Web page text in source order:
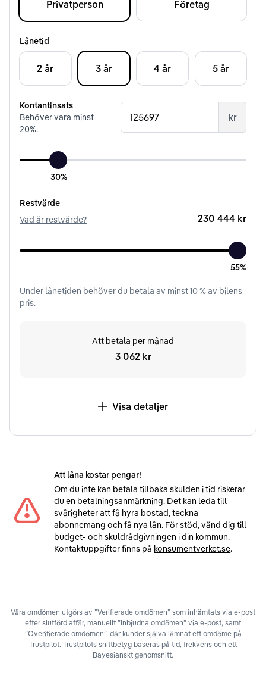
Privatperson Företag
Lånetid
2 år 3 år 4 år 5 år
Kontantinsats
Behöver vara minst
20%.
kr
30%
Restvärde
Vad är restvärde?
230 444 kr
55%
Under lånetiden behöver du betala av minst10% av bilens
pris.
Att betala per månad
3 062 kr
Visa detaljer
Att låna kostar pengar!
Om du inte kan betala tillbaka skulden i tid riskerar
du en betalningsanmärkning. Det kan leda till
svårigheter att få hyra bostad, teckna
abonnemang och få nya lån. För stöd, vänd dig till
budget- och skuldrådgivningen i din kommun.
Kontaktuppgifter finns på konsumentverket.se.
Våra omdömen utgörs av ”Verifierade omdömen” som inhämtats via e-post
efter slutförd affär, manuellt ”Inbjudna omdömen” via e-post, samt
”Overifierade omdömen”, där kunder själva lämnat ett omdöme på
Trustpilot. Trustpilots snittbetyg baseras på tid, frekvens och ett
Bayesianskt genomsnitt.